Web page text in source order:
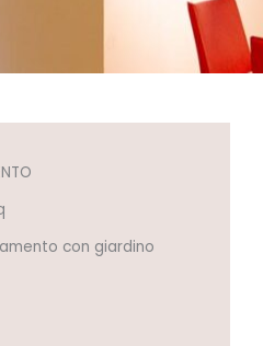
con giardino